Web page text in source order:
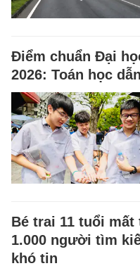
Điểm chuẩn Đại
2026: Toán học
Bé trai 11 tuổi
1.000 người tìm
khó tin